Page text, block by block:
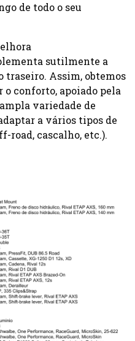
de todo o seu
sutilmente a
Assim, obtemos
o conforto, apoiado pela
variedade de
a vários tipos de
road, cascalho, etc.).